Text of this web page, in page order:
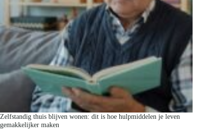
Zelfstandig thuis blijven wonen: dit is hoe hulpmiddelen je leven
gemakkelijker maken